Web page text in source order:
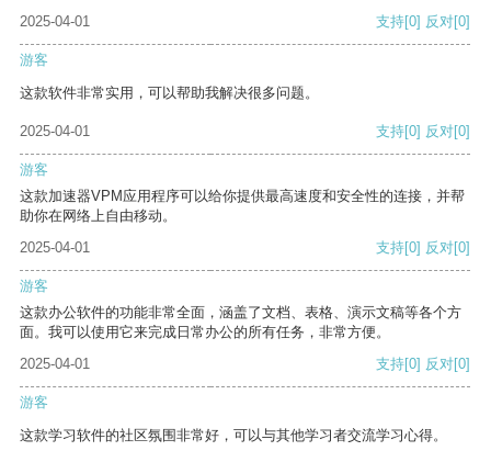
2025-04-01
支持[0] 反对[0]
游客
这款软件非常实用，可以帮助我解决很多问题。
2025-04-01 支持[0] 反对[0]
游客
这款加速器VPM应用程序可以给你提供最高速度和安全性的连接，并帮
助你在网络上自由移动。
2025-04-01
支持[0] 反对[0]
游客
这款办公软件的功能非常全面，涵盖了文档、表格、演示文稿等各个方
面。我可以使用它来完成日常办公的所有任务，非常方便。
2025-04-01
支持[0] 反对[0]
游客
这款学习软件的社区氛围非常好，可以与其他学习者交流学习心得。